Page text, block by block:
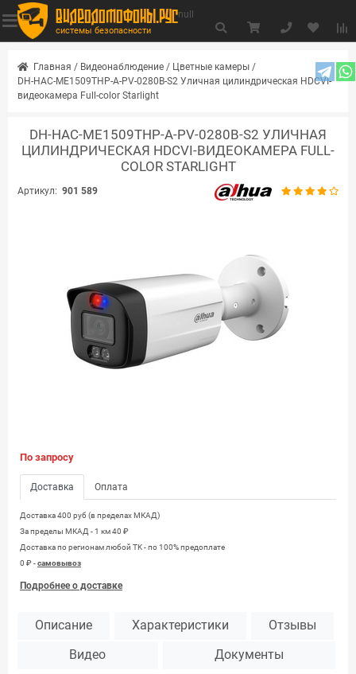
видеодомофоны.рус
системы безопасности
null
Главная / Видеонаблюдение / Цветные камеры /
DH-HAC-ME1509THP-A-PV-0280B-S2 Уличная цилиндрическая HDCVI-
видеокамера Full-color Starlight
DH-HAC-ME1509THP-A-PV-0280B-S2 УЛИЧНАЯ
ЦИЛИНДРИЧЕСКАЯ HDCVI-ВИДЕОКАМЕРА FULL-
COLOR STARLIGHT
Артикул: 901 589
По запросу
Доставка Оплата
Доставка 400 руб (в пределах МКАД)
За пределы МКАД - 1 км 40 ₽
Доставка по регионам любой TK - по 100% предоплате
0 ₽ -самовывоз
Подробнее о доставке
Описание Характеристики Отзывы
Видео Документы